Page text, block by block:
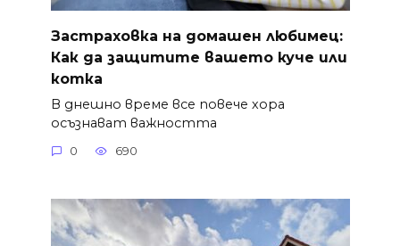
Застраховка на домашен любимец:
Как да защитите вашето куче или
котка
В днешно време все повече хора
осъзнават важността
0 690